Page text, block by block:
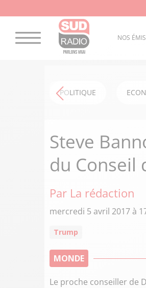
NOS
POLITIQUE
Steve
du Conseil
Par La rédaction
mercredi 5 avril 2017 à
Trump
MONDE
Le proche conseiller de